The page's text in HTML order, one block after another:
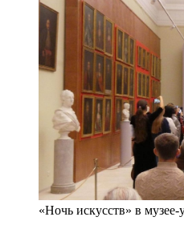
«Ночь искусств» в музее-